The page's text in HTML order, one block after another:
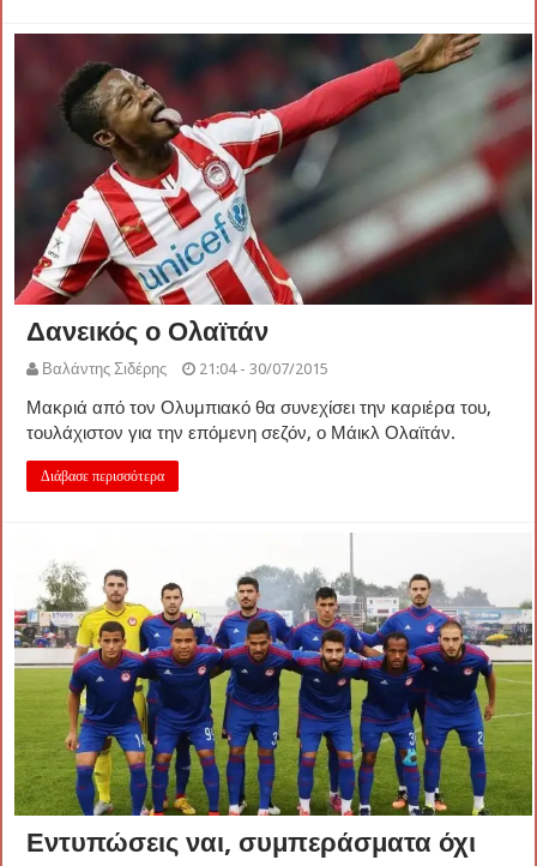
Δανεικός ο Ολαϊτάν
Βαλάντης Σιδέρης 21:04 - 30/07/2015
Μακριά από τον Ολυμπιακό θα συνεχίσει την καριέρα του,
τουλάχιστον για την επόμενη σεζόν, ο Μάικλ Ολαϊτάν.
Διάβασε περισσότερα
Εντυπώσεις ναι, συμπεράσματα όχι